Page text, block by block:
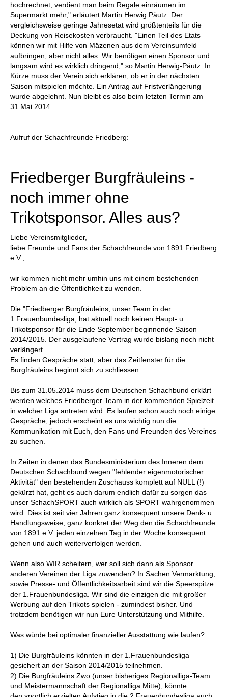
hochrechnet, verdient man beim Regale einräumen im
Supermarkt mehr," erläutert Martin Herwig Päutz. Der
vergleichsweise geringe Jahresetat wird größtenteils für die
Deckung von Reisekosten verbraucht. "Einen Teil des Etats
können wir mit Hilfe von Mäzenen aus dem Vereinsumfeld
aufbringen, aber nicht alles. Wir benötigen einen Sponsor und
langsam wird es wirklich dringend," so Martin Herwig-Päutz. In
Kürze muss der Verein sich erklären, ob er in der nächsten
Saison mitspielen möchte. Ein Antrag auf Fristverlängerung
wurde abgelehnt. Nun bleibt es also beim letzten Termin am
31.Mai 2014.
Aufruf der Schachfreunde Friedberg:
Friedberger Burgfräuleins -
noch immer ohne
Trikotsponsor. Alles aus?
Liebe Vereinsmitglieder,
liebe Freunde und Fans der Schachfreunde von 1891 Friedberg
e.V.,
wir kommen nicht mehr umhin uns mit einem bestehenden
Problem an die Öffentlichkeit zu wenden.
Die "Friedberger Burgfräuleins, unser Team in der
1.Frauenbundesliga, hat aktuell noch keinen Haupt- u.
Trikotsponsor für die Ende September beginnende Saison
2014/2015. Der ausgelaufene Vertrag wurde bislang noch nicht
verlängert.
Es finden Gespräche statt, aber das Zeitfenster für die
Burgfräuleins beginnt sich zu schliessen.
Bis zum 31.05.2014 muss dem Deutschen Schachbund erklärt
werden welches Friedberger Team in der kommenden Spielzeit
in welcher Liga antreten wird. Es laufen schon auch noch einige
Gespräche, jedoch erscheint es uns wichtig nun die
Kommunikation mit Euch, den Fans und Freunden des Vereines
zu suchen.
In Zeiten in denen das Bundesministerium des Inneren dem
Deutschen Schachbund wegen "fehlender eigenmotorischer
Aktivität" den bestehenden Zuschauss komplett auf NULL (!)
gekürzt hat, geht es auch darum endlich dafür zu sorgen das
unser SchachSPORT auch wirklich als SPORT wahrgenommen
wird. Dies ist seit vier Jahren ganz konsequent unsere Denk- u.
Handlungsweise, ganz konkret der Weg den die Schachfreunde
von 1891 e.V. jeden einzelnen Tag in der Woche konsequent
gehen und auch weiterverfolgen werden.
Wenn also WIR scheitern, wer soll sich dann als Sponsor
anderen Vereinen der Liga zuwenden? In Sachen Vermarktung,
sowie Presse- und Öffentlichkeitsarbeit sind wir die Speerspitze
der 1.Frauenbundesliga. Wir sind die einzigen die mit großer
Werbung auf den Trikots spielen - zumindest bisher. Und
trotzdem benötigen wir nun Eure Unterstützung und Mithilfe.
Was würde bei optimaler finanzieller Ausstattung wie laufen?
1) Die Burgfräuleins könnten in der 1.Frauenbundesliga
gesichert an der Saison 2014/2015 teilnehmen.
2) Die Burgfräuleins Zwo (unser bisheriges Regionalliga-Team
und Meistermannschaft der Regionalliga Mitte), könnte